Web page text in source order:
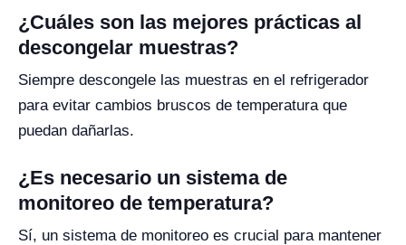
¿Cuáles son las mejores prácticas al
descongelar muestras?
Siempre descongele las muestras en el refrigerador
para evitar cambios bruscos de temperatura que
puedan dañarlas.
¿Es necesario un sistema de
monitoreo de temperatura?
Sí, un sistema de monitoreo es crucial para mantener